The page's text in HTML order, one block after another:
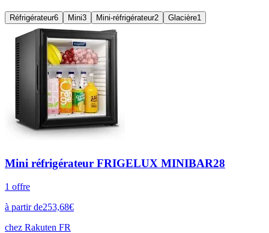
Réfrigérateur6 Mini3 Mini-réfrigérateur2 Glacière1
Mini réfrigérateur FRIGELUX MINIBAR28
1 offre
à partir de253,68€
chez Rakuten FR